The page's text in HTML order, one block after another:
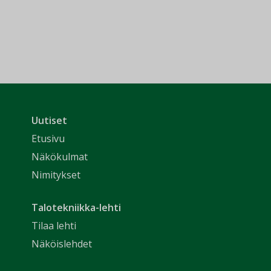
Uutiset
Etusivu
Näkökulmat
Nimitykset
Talotekniikka-lehti
Tilaa lehti
Näköislehdet